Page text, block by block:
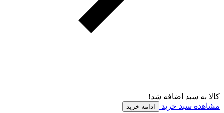
کالا به سبد اضافه شد!
مشاهده سبد خرید
ادامه خرید